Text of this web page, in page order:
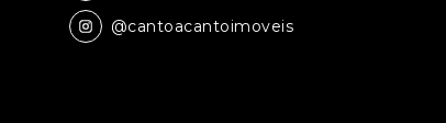
@cantoacantoimoveis